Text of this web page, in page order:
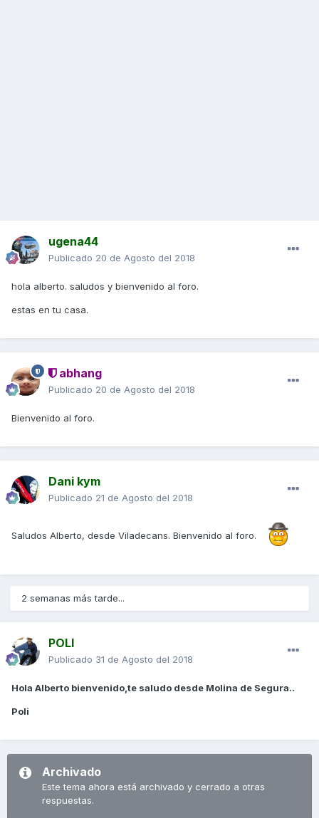
ugena44
Publicado 20 de Agosto del 2018
hola alberto. saludos y bienvenido al foro.
estas en tu casa.
abhang
Publicado 20 de Agosto del 2018
Bienvenido al foro.
Dani kym
Publicado 21 de Agosto del 2018
Saludos Alberto, desde Viladecans. Bienvenido al foro.
2 semanas más tarde...
POLI
Publicado 31 de Agosto del 2018
Hola Alberto bienvenido,te saludo desde Molina de Segura..
Poli
Archivado
Este tema ahora está archivado y cerrado a otras
respuestas.